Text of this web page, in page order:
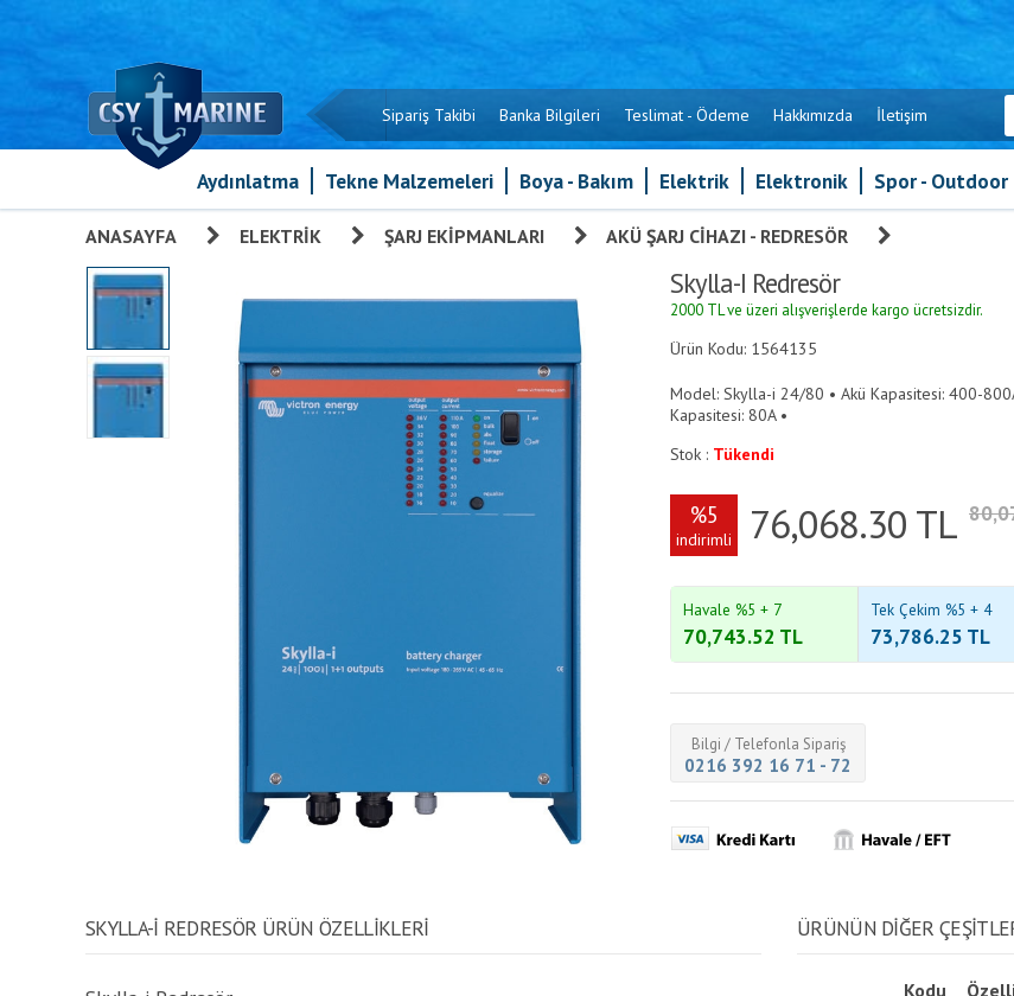
Sipariş Takibi Banka Bilgileri Teslimat - Ödeme Hakkımızda İletişim
Aydınlatma Tekne Malzemeleri Boya - Bakım Elektrik Elektronik Spor - Outdoor
ANASAYFA ELEKTRIK ŞARJ EKIPMANLARI AKÜ ŞARJ CIHAZI - REDRESÖR
Skylla-I Redresör
2000 TL ve üzeri alışverişlerde kargo ücretsizdir.
Ürün Kodu: 1564135
Model: Skylla-i 24/80 • Akü Kapasitesi: 400-800A
Kapasitesi: 80A •
Stok : Tükendi
%5
indirimli 76,068.30 TL
Havale %5 + 7
70,743.52 TL
Tek Çekim %5 + 4
73,786.25 TL
Bilgi / Telefonla Sipariş
0216 392 16 71 - 72
SKYLLA-I REDRESÖR ÜRÜN ÖZELLİKLERİ ÜRÜNÜN DİĞER
Kodu